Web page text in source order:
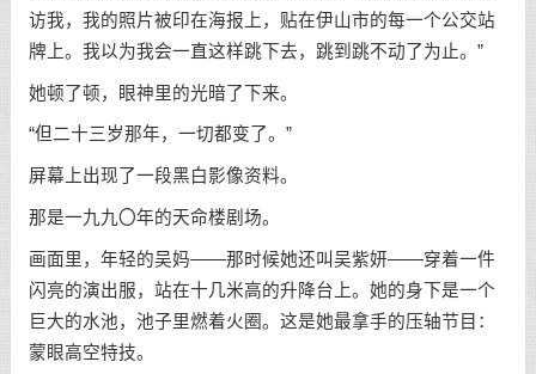
访我，我的照片被印在海报上，贴在伊山市的每一个公交站
牌上。我以为我会一直这样跳下去，跳到跳不动了为止。”
她顿了顿，眼神里的光暗了下来。
“但二十三岁那年，一切都变了。”
屏幕上出现了一段黑白影像资料。
那是一九九〇年的天命楼剧场。
画面里，年轻的吴妈——那时候她还叫吴紫妍——穿着一件
闪亮的演出服，站在十几米高的升降台上。她的身下是一个
巨大的水池，池子里燃着火圈。这是她最拿手的压轴节目：
蒙眼高空特技。